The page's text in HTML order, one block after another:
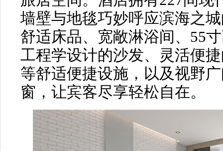
墙壁与地毯巧妙呼应滨海之
舒适床品、宽敞淋浴间、55
工程学设计的沙发、灵活便
等舒适便捷设施，以及视野
窗，让宾客尽享轻松自在。